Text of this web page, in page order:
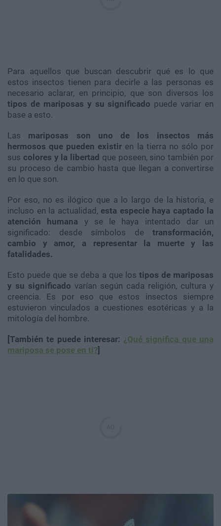
Para aquellos que buscan descubrir qué es lo que
estos insectos tienen para decirle a las personas es
necesario aclarar, en principio, que son diversos los
tipos de mariposas y su significado puede variar en
base a esto.
Las mariposas son uno de los insectos más
hermosos que pueden existir en la tierra no sólo por
sus colores y la libertad que poseen, sino también por
su proceso de cambio hasta que llegan a convertirse
en lo que son.
Por eso, no es ilógico que a lo largo de la historia, e
incluso en la actualidad, esta especie haya captado la
atención humana y se le haya intentado dar un
significado: desde símbolos de transformación,
cambio y amor, a representar la muerte y las
fatalidades.
Esto puede que se deba a que los tipos de mariposas
y su significado varían según cada religión, cultura y
creencia. Es por eso que estos insectos siempre
estuvieron vinculados a cuestiones esotéricas y a la
mitología del hombre.
[También te puede interesar: ¿Qué significa que una
mariposa se pose en ti?]